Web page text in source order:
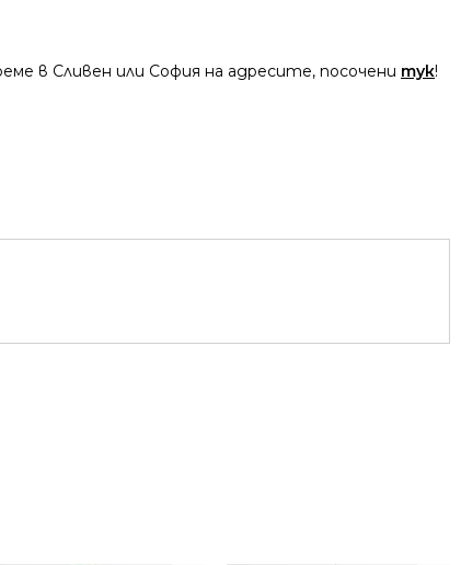
в Сливен или София на адресите, посочени тук!